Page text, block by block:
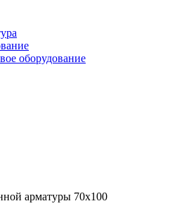
оборудование
арматуры 70x100